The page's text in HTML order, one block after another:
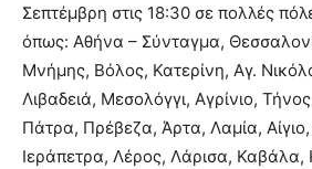
Σεπτέμβρη στις 18:30 σε πολλές
όπως: Αθήνα – Σύνταγμα,
Μνήμης, Βόλος, Κατερίνη, Αγ.
Λιβαδειά, Μεσολόγγι, Αγρίνιο,
Πάτρα, Πρέβεζα, Άρτα, Λαμία,
Ιεράπετρα, Λέρος, Λάρισα, Καβάλα,